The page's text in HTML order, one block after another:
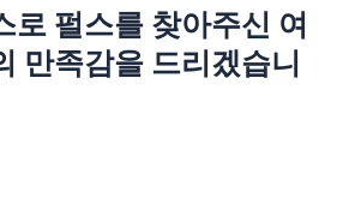
로 펄스를 찾아주신 여
만족감을 드리겠습니